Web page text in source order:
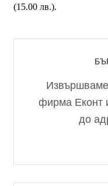
(15.00 лв.).
Извършваме
фирма Еконт
до